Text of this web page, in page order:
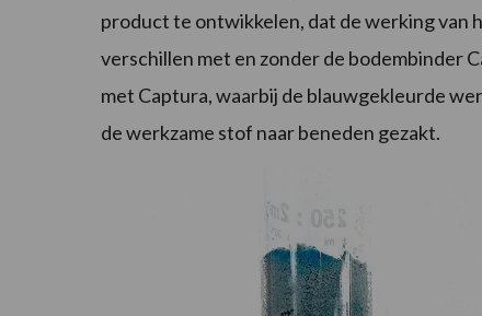
product te ontwikkelen, dat de werking van
verschillen met en zonder de bodembinder
met Captura, waarbij de blauwgekleurde
de werkzame stof naar beneden gezakt.